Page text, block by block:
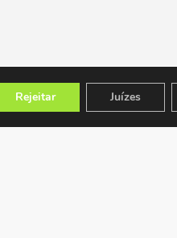
Rejeitar Juízes